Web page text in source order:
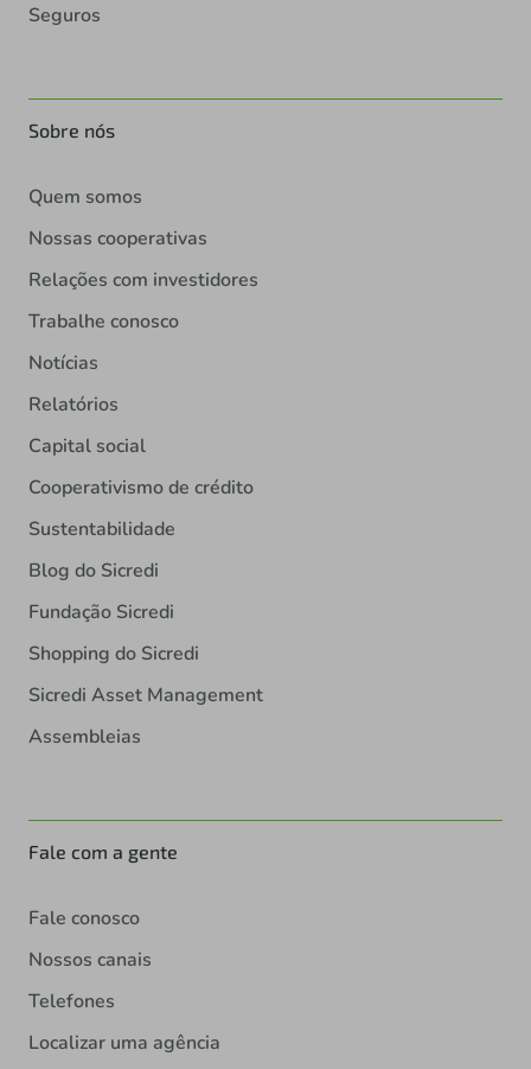
Seguros
Sobre nós
Quem somos
Nossas cooperativas
Relações com investidores
Trabalhe conosco
Notícias
Relatórios
Capital social
Cooperativismo de crédito
Sustentabilidade
Blog do Sicredi
Fundação Sicredi
Shopping do Sicredi
Sicredi Asset Management
Assembleias
Fale com a gente
Fale conosco
Nossos canais
Telefones
Localizar uma agência